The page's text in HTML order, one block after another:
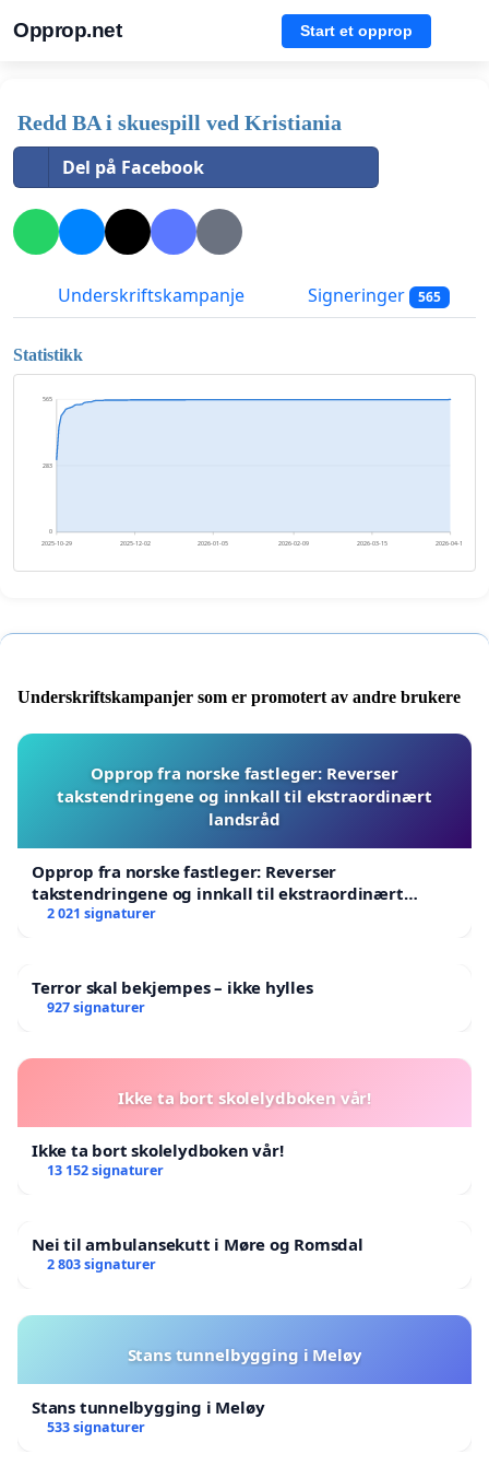
Opprop.net Start et opprop
Redd BA i skuespill ved Kristiania
Del på Facebook
Underskriftskampanje Signeringer 565
Statistikk
0
283
565
2025-10-29 2025-12-02 2026-01-05 2026-02-09 2026-03-15 2026-04-18
Underskriftskampanjer som er promotert av andre brukere
Opprop fra norske fastleger: Reverser
takstendringene og innkall til ekstraordinært
landsråd
Opprop fra norske fastleger: Reverser
takstendringene og innkall til ekstraordinært
landsråd
2 021 signaturer
Terror skal bekjempes – ikke hylles
927 signaturer
Ikke ta bort skolelydboken vår!
Ikke ta bort skolelydboken vår!
13 152 signaturer
Nei til ambulansekutt i Møre og Romsdal
2 803 signaturer
Stans tunnelbygging i Meløy
Stans tunnelbygging i Meløy
533 signaturer